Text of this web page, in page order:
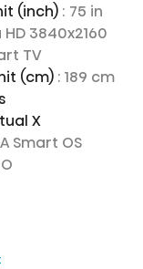
(inch) : 75 in
3840x2160
TV
(cm) : 189 cm
X
Smart OS